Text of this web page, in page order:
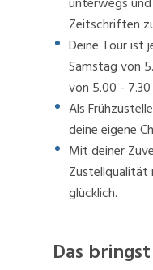
Zeitschriften
Deine Tour ist
Samstag von
von 5.00 - 7.30
Als
deine eigene
Mit deiner
Zustellqualität
glücklich.
Das